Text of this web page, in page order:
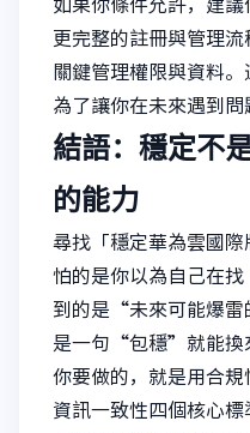
如果你條件允許，建
更完整的註冊與管理
關鍵管理權限與資料
為了讓你在未來遇到問
結語：穩定不
的能力
尋找「穩定華為雲國
怕的是你以為自己在
到的是“未來可能爆
是一句“包穩”就能換
你要做的，就是用合規
資訊一致性四個核心